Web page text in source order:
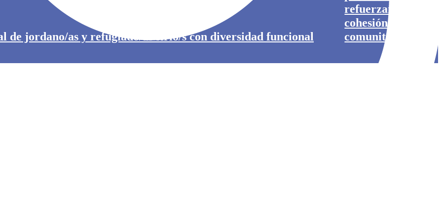
de jordano/as y refugiado/as sirio/s con diversidad funcional
refuerzan su
cohesión
comunitaria